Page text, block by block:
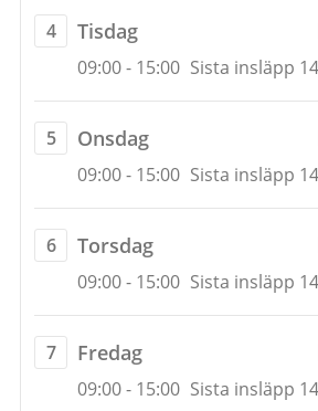
2026
4
tisdag
4
Tisdag
09:00- 15:00 Sista insläpp
5
onsdag
5
Onsdag
09:00- 15:00 Sista insläpp
6
torsdag
6
2026
Torsdag
09:00- 15:00 Sista insläpp
7
fredag
7
Fredag
09:00- 15:00 Sista insläpp